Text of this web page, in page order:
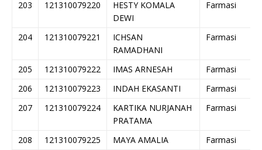
203 121310079220
HESTY KOMALA
DEWI
Farmasi
204 121310079221
ICHSAN
RAMADHANI
Farmasi
205 121310079222 IMAS ARNESAH
Farmasi
206
121310079223 INDAH EKASANTI
Farmasi
207
121310079224
KARTIKA NURJANAH
PRATAMA
Farmasi
208 121310079225 MAYA AMALIA
Farmasi